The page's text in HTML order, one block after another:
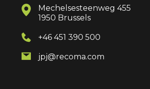
Mechelsesteenweg 455
1950 Brussels
+46 451 390 500
jpj@recoma.com